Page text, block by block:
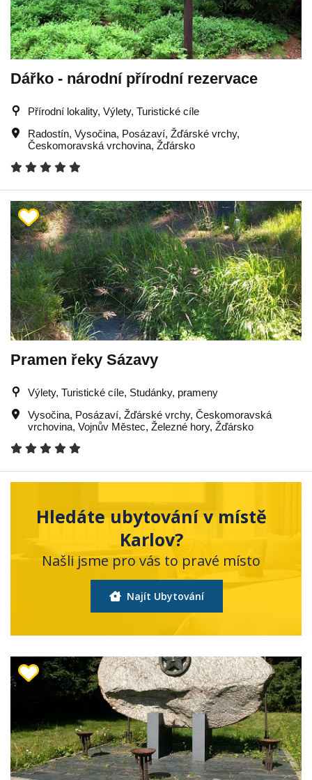
Dářko - národní přírodní rezervace
Přírodní lokality, Výlety, Turistické cíle
Radostín, Vysočina, Posázaví, Žďárské vrchy,
Českomoravská vrchovina, Žďársko
Pramen řeky Sázavy
Výlety, Turistické cíle, Studánky, prameny
Vysočina, Posázaví, Žďárské vrchy, Českomoravská
vrchovina, Vojnův Městec, Železné hory, Žďársko
Hledáte ubytování v místě
Karlov?
Našli jsme pro vás to pravé místo
Najít Ubytování